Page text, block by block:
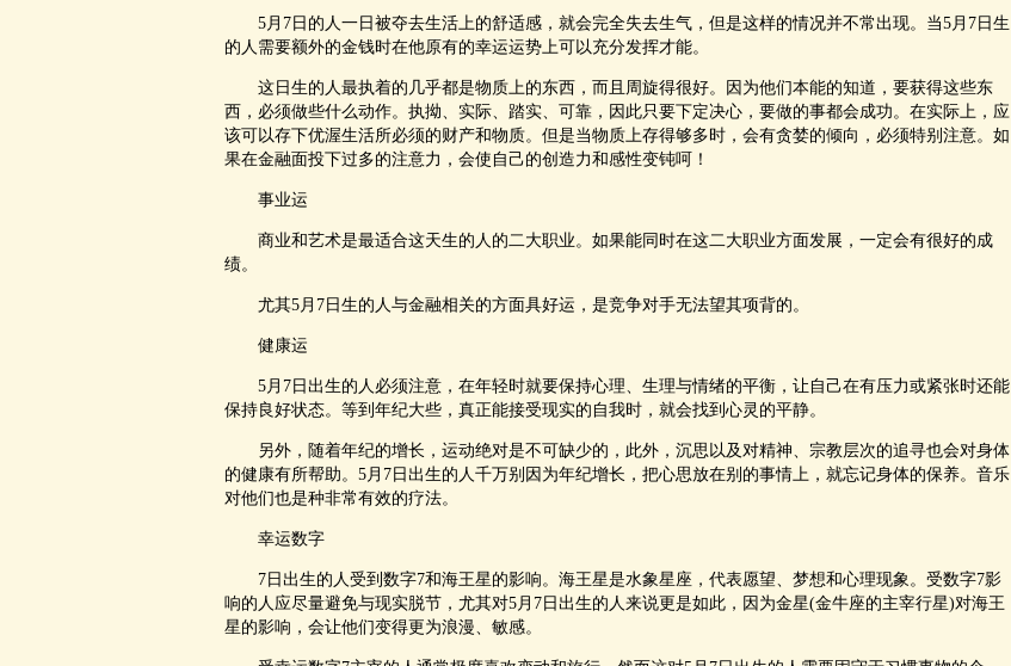
5月7日的人一日被夺去生活上的舒适感，就会完全失去生气，但是这样的情况并不常出现。当5月7日生
的人需要额外的金钱时在他原有的幸运运势上可以充分发挥才能。
这日生的人最执着的几乎都是物质上的东西，而且周旋得很好。因为他们本能的知道，要获得这些东
西，必须做些什么动作。执拗、实际、踏实、可靠，因此只要下定决心，要做的事都会成功。在实际上，应
该可以存下优渥生活所必须的财产和物质。但是当物质上存得够多时，会有贪婪的倾向，必须特别注意。如
果在金融面投下过多的注意力，会使自己的创造力和感性变钝呵！
事业运
商业和艺术是最适合这天生的人的二大职业。如果能同时在这二大职业方面发展，一定会有很好的成
绩。
尤其5月7日生的人与金融相关的方面具好运，是竞争对手无法望其项背的。
健康运
5月7日出生的人必须注意，在年轻时就要保持心理、生理与情绪的平衡，让自己在有压力或紧张时还能
保持良好状态。等到年纪大些，真正能接受现实的自我时，就会找到心灵的平静。
另外，随着年纪的增长，运动绝对是不可缺少的，此外，沉思以及对精神、宗教层次的追寻也会对身体
的健康有所帮助。5月7日出生的人千万别因为年纪增长，把心思放在别的事情上，就忘记身体的保养。音乐
对他们也是种非常有效的疗法。
幸运数字
7日出生的人受到数字7和海王星的影响。海王星是水象星座，代表愿望、梦想和心理现象。受数字7影
响的人应尽量避免与现实脱节，尤其对5月7日出生的人来说更是如此，因为金星(金牛座的主宰行星)对海王
星的影响，会让他们变得更为浪漫、敏感。